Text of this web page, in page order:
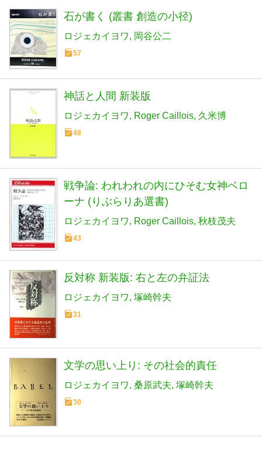
石が書く (叢書 創造の小径)
ロジェカイヨワ 岡谷公二
57
神話と人間 新装版
ロジェカイヨワ Roger Caillois 久米博
48
戦争論: われわれの内にひそむ女神ベロ
ーナ (りぶらりあ選書)
ロジェカイヨワ Roger Caillois 秋枝茂夫
43
反対称 新装版: 右と左の弁証法
ロジェカイヨワ 塚崎幹夫
31
文学の思い上り: その社会的責任
ロジェカイヨワ 桑原武夫 塚崎幹夫
30